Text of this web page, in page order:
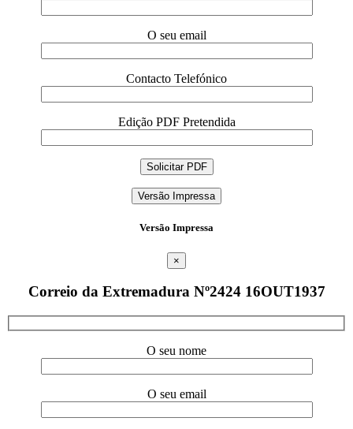
O seu email
Contacto Telefónico
Edição PDF Pretendida
Versão Impressa
Versão Impressa
×
Correio da Extremadura Nº2424 16OUT1937
O seu nome
O seu email